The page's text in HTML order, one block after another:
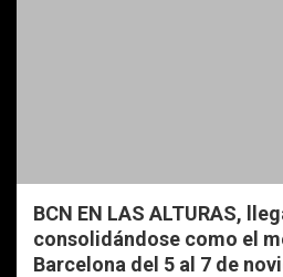
BCN EN LAS ALTURAS,
consolidándose como el
Barcelona del 5 al 7 de